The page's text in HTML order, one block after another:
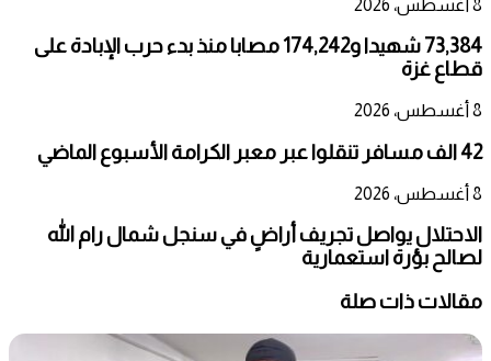
8 أغسطس، 2026
73,384 شهيدا و174,242 مصابا منذ بدء حرب الإبادة على
قطاع غزة
8 أغسطس، 2026
42 الف مسافر تنقلوا عبر معبر الكرامة الأسبوع الماضي
8 أغسطس، 2026
الاحتلال يواصل تجريف أراضٍ في سنجل شمال رام الله
لصالح بؤرة استعمارية
مقالات ذات صلة